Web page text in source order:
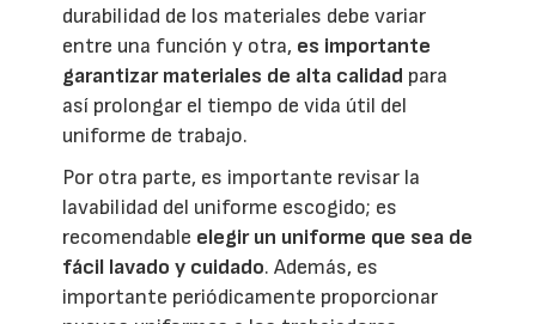
durabilidad de los materiales debe variar
entre una función y otra, es importante
garantizar materiales de alta calidad para
así prolongar el tiempo de vida útil del
uniforme de trabajo.
Por otra parte, es importante revisar la
lavabilidad del uniforme escogido; es
recomendable elegir un uniforme que sea de
fácil lavado y cuidado. Además, es
importante periódicamente proporcionar